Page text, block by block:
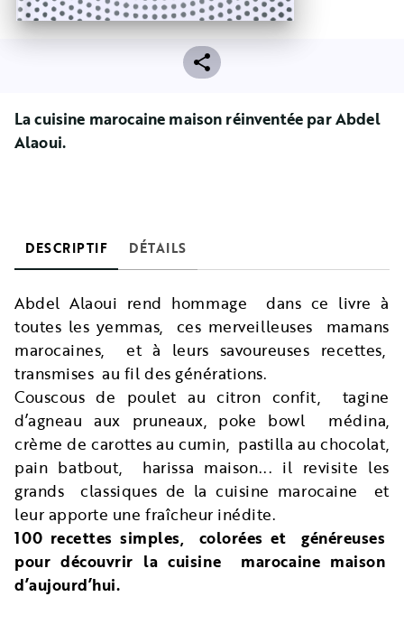
La cuisine marocaine maison réinventée par Abdel
Alaoui.
DESCRIPTIF DÉTAILS
Abdel Alaoui rend hommage dans ce livre à
toutes les yemmas, ces merveilleuses mamans
marocaines, et à leurs savoureuses recettes,
transmises au fil des générations.
Couscous de poulet au citron confit, tagine
d’agneau aux pruneaux, poke bowl médina,
crème de carottes au cumin, pastilla au chocolat,
pain batbout, harissa maison... il revisite les
grands classiques de la cuisine marocaine et
leur apporte une fraîcheur inédite.
100 recettes simples, colorées et généreuses
pour découvrir la cuisine marocaine maison
d’aujourd’hui.